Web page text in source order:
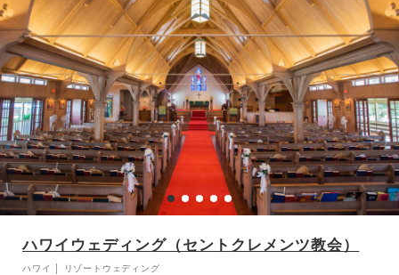
ハワイウェディング（セントクレメンツ教会）
ハワイ │ リゾートウェディング